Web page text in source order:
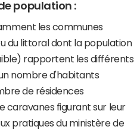
population :
les communes
du littoral dont la population
rapportent les différents
nombre d'habitants
de résidences
caravanes figurant sur leur
pratiques du ministère de